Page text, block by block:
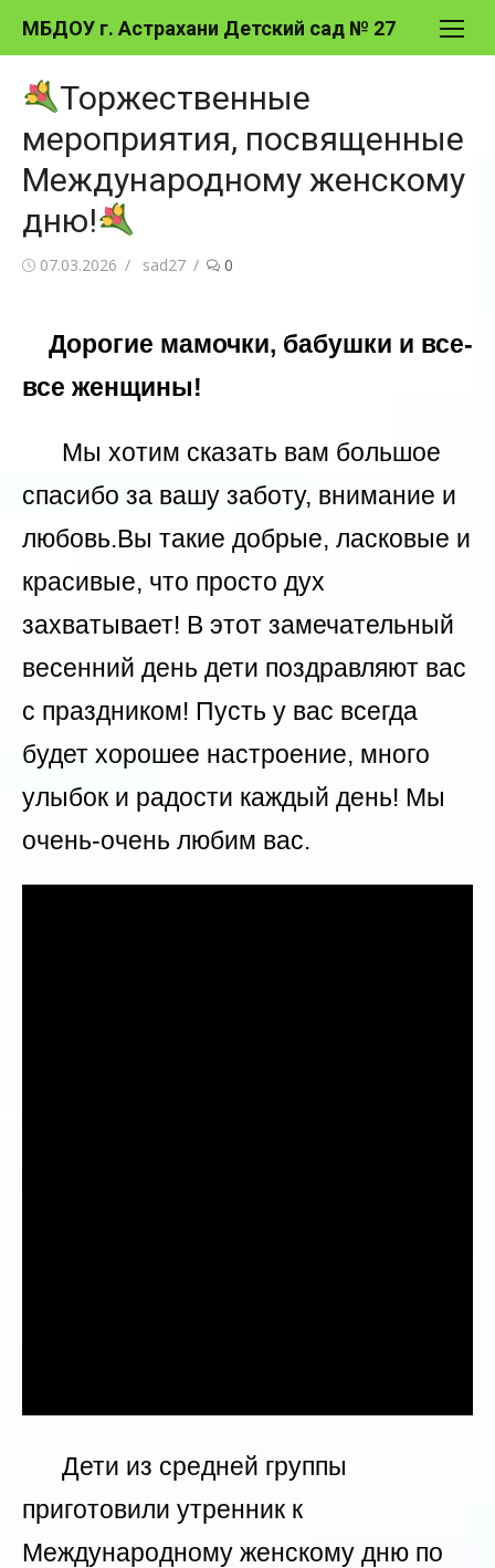
МБДОУ г. Астрахани Детский сад № 27
Торжественные
мероприятия, посвященные
Международному женскому
дню!
Опубликовано
07.03.2026 Автор
sad27 0
Дорогие мамочки, бабушки и все-
все женщины!
Мы хотим сказать вам большое
спасибо за вашу заботу, внимание и
любовь.Вы такие добрые, ласковые и
красивые, что просто дух
захватывает! В этот замечательный
весенний день дети поздравляют вас
с праздником! Пусть у вас всегда
будет хорошее настроение, много
улыбок и радости каждый день! Мы
очень-очень любим вас.
Дети из средней группы
приготовили утренник к
Международному женскому дню по